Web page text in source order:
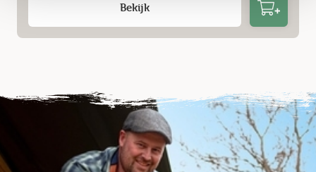
Bekijk